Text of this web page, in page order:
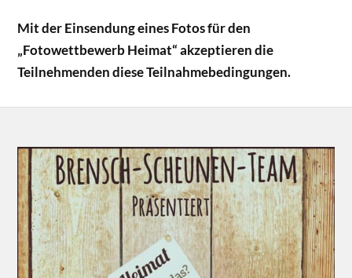
Mit der Einsendung eines Fotos für den
„Fotowettbewerb Heimat“ akzeptieren die
Teilnehmenden diese Teilnahmebedingungen.